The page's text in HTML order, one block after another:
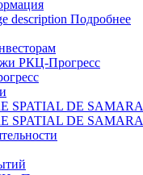
Подробнее
РКЦ-Прогресс
SPATIAL DE SAMARA
SPATIAL DE SAMARA